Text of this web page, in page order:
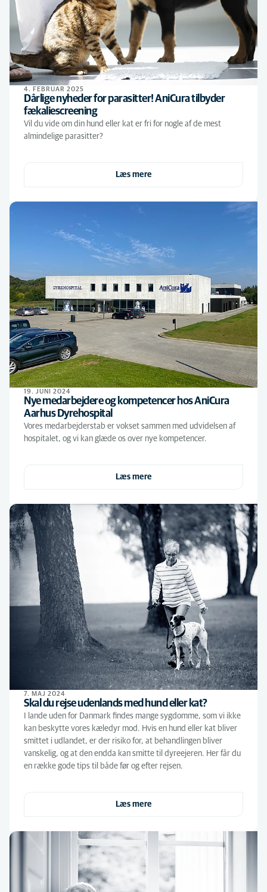
4. FEBRUAR 2025
Dårlige nyheder for parasitter! AniCura tilbyder
fækaliescreening
Vil du vide om din hund eller kat er fri for nogle af de mest
almindelige parasitter?
Læs mere
19. JUNI 2024
Nye medarbejdere og kompetencer hos AniCura
Aarhus Dyrehospital
Vores medarbejderstab er vokset sammen med udvidelsen af
hospitalet, og vi kan glæde os over nye kompetencer.
Læs mere
7. MAJ 2024
Skal du rejse udenlands med hund eller kat?
I lande uden for Danmark findes mange sygdomme, som vi ikke
kan beskytte vores kæledyr mod. Hvis en hund eller kat bliver
smittet i udlandet, er der risiko for, at behandlingen bliver
vanskelig, og at den endda kan smitte til dyreejeren. Her får du
en række gode tips til både før og efter rejsen.
Læs mere